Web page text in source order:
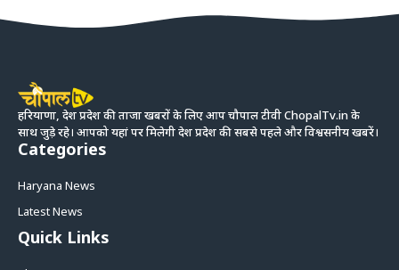
हरियाणा, देश प्रदेश की ताजा खबरों के लिए आप चौपाल टीवी ChopalTv.in के
साथ जुड़े रहे। आपको यहां पर मिलेगी देश प्रदेश की सबसे पहले और विश्वसनीय खबरें।
Categories
Haryana News
Latest News
Quick Links